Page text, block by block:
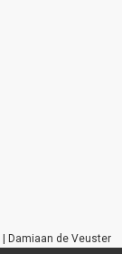
| Damiaan de Veuster